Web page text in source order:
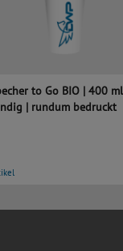
to Go BIO | 400 ml
| rundum bedruckt